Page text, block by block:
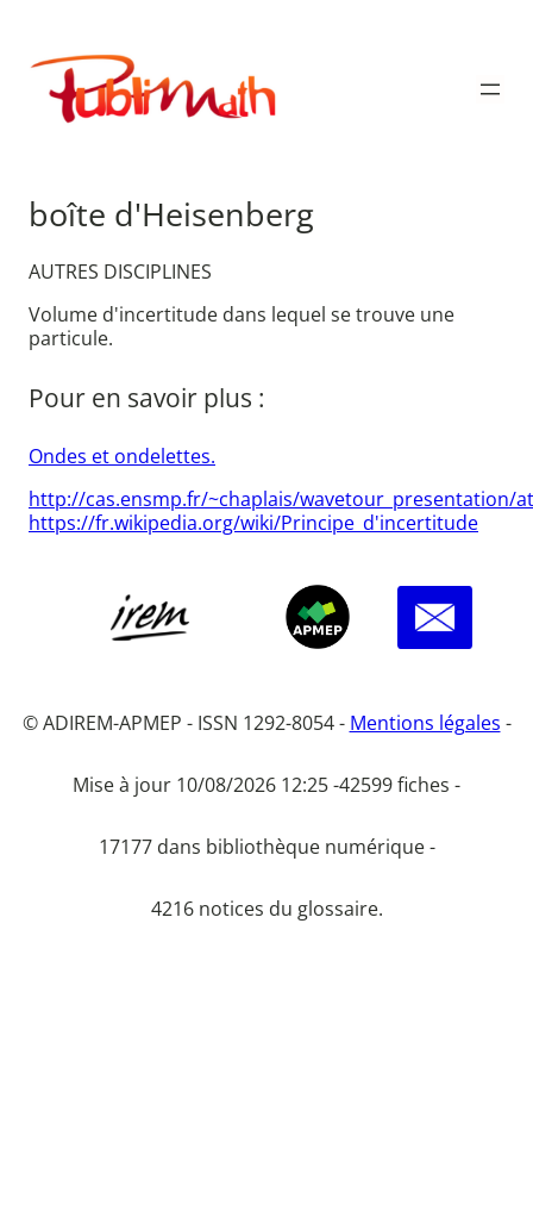
contenu
Publimath
boîte d'Heisenberg
AUTRES DISCIPLINES
Volume d'incertitude dans lequel se trouve une
particule.
Pour en savoir plus :
Ondes et ondelettes.
http://cas.ensmp.fr/~chaplais/wavetour_presentation/
https://fr.wikipedia.org/wiki/Principe_d'incertitude
© ADIREM-APMEP - ISSN 1292-8054 - Mentions légales -
Mise à jour 10/08/2026 12:25 -42599 fiches -
17177 dans bibliothèque numérique -
4216 notices du glossaire.